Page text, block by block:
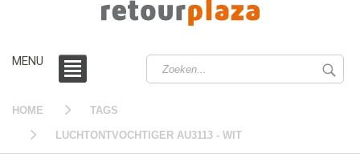
MENU
HOME TAGS
LUCHTONTVOCHTIGER AU3113 - WIT